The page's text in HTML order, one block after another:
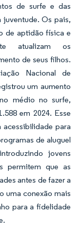
de surfe e das
Os pais,
de aptidão física e
atualizam os
de seus filhos.
Nacional de
um aumento
médio no surfe,
em 2024. Esse
acessibilidade para
de aluguel
jovens
permitem que as
antes de fazer a
uma conexão mais
para a fidelidade